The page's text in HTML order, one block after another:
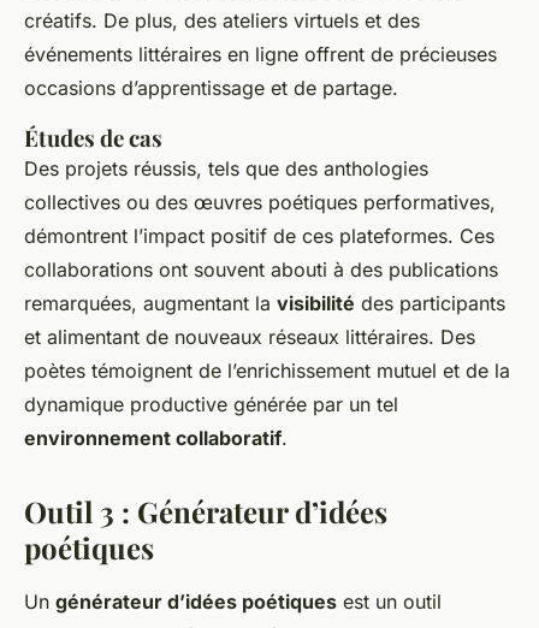
créatifs. De plus, des ateliers virtuels et des
événements littéraires en ligne offrent de précieuses
occasions d’apprentissage et de partage.
Études de cas
Des projets réussis, tels que des anthologies
collectives ou des œuvres poétiques performatives,
démontrent l’impact positif de ces plateformes. Ces
collaborations ont souvent abouti à des publications
remarquées, augmentant la visibilité des participants
et alimentant de nouveaux réseaux littéraires. Des
poètes témoignent de l’enrichissement mutuel et de la
dynamique productive générée par un tel
environnement collaboratif.
Outil 3 : Générateur d’idées
poétiques
Un générateur d’idées poétiques est un outil